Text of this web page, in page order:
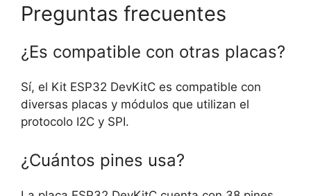
Preguntas frecuentes
¿Es compatible con otras placas?
Sí, el Kit ESP32 DevKitC es compatible con
diversas placas y módulos que utilizan el
protocolo I2C y SPI.
¿Cuántos pines usa?